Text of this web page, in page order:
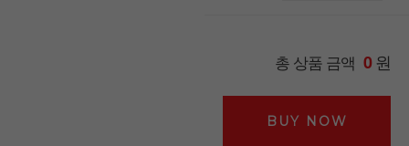
총 상품 금액 0원
BUY NOW